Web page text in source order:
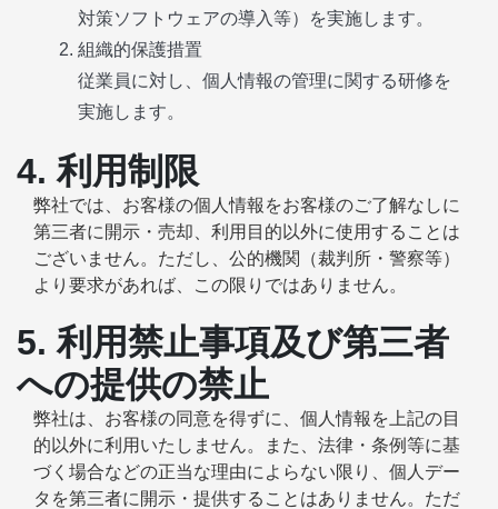
対策ソフトウェアの導入等）を実施します。
組織的保護措置
従業員に対し、個人情報の管理に関する研修を
実施します。
4. 利用制限
弊社では、お客様の個人情報をお客様のご了解なしに
第三者に開示・売却、利用目的以外に使用することは
ございません。ただし、公的機関（裁判所・警察等）
より要求があれば、この限りではありません。
5. 利用禁止事項及び第三者
への提供の禁止
弊社は、お客様の同意を得ずに、個人情報を上記の目
的以外に利用いたしません。また、法律・条例等に基
づく場合などの正当な理由によらない限り、個人デー
タを第三者に開示・提供することはありません。ただ